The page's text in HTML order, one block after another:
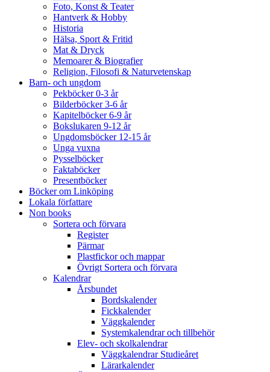
Foto, Konst & Teater
Hantverk & Hobby
Historia
Hälsa, Sport & Fritid
Mat & Dryck
Memoarer & Biografier
Religion, Filosofi & Naturvetenskap
Barn- och ungdom
Pekböcker 0-3 år
Bilderböcker 3-6 år
Kapitelböcker 6-9 år
Bokslukaren 9-12 år
Ungdomsböcker 12-15 år
Unga vuxna
Pysselböcker
Faktaböcker
Presentböcker
Böcker om Linköping
Lokala författare
Non books
Sortera och förvara
Register
Pärmar
Plastfickor och mappar
Övrigt Sortera och förvara
Kalendrar
Årsbundet
Bordskalender
Fickkalender
Väggkalender
Systemkalendrar och tillbehör
Elev- och skolkalendrar
Väggkalendrar Studieåret
Lärarkalender